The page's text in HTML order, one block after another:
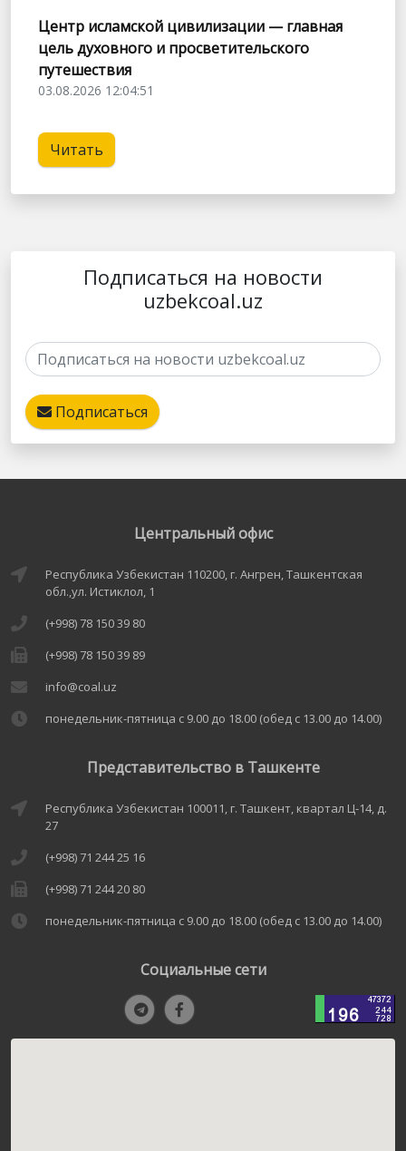
Центр исламской цивилизации — главная
цель духовного и просветительского
путешествия
03.08.2026 12:04:51
Читать
Подписаться на новости
uzbekcoal.uz
Подписаться
Центральный офис
Республика Узбекистан 110200, г. Ангрен, Ташкентская
обл.,ул. Истиклол, 1
(+998) 78 150 39 80
(+998) 78 150 39 89
info@coal.uz
понедельник-пятница с 9.00 до 18.00 (обед с 13.00 до 14.00)
Представительство в Ташкенте
Республика Узбекистан 100011, г. Ташкент, квартал Ц-14, д.
27
(+998) 71 244 25 16
(+998) 71 244 20 80
понедельник-пятница с 9.00 до 18.00 (обед с 13.00 до 14.00)
Социальные сети